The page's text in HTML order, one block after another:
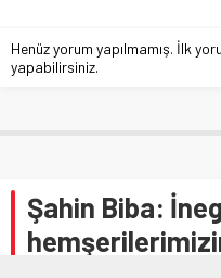
Henüz yorum yapılmamış. İlk
yapabilirsiniz.
Şahin Biba: